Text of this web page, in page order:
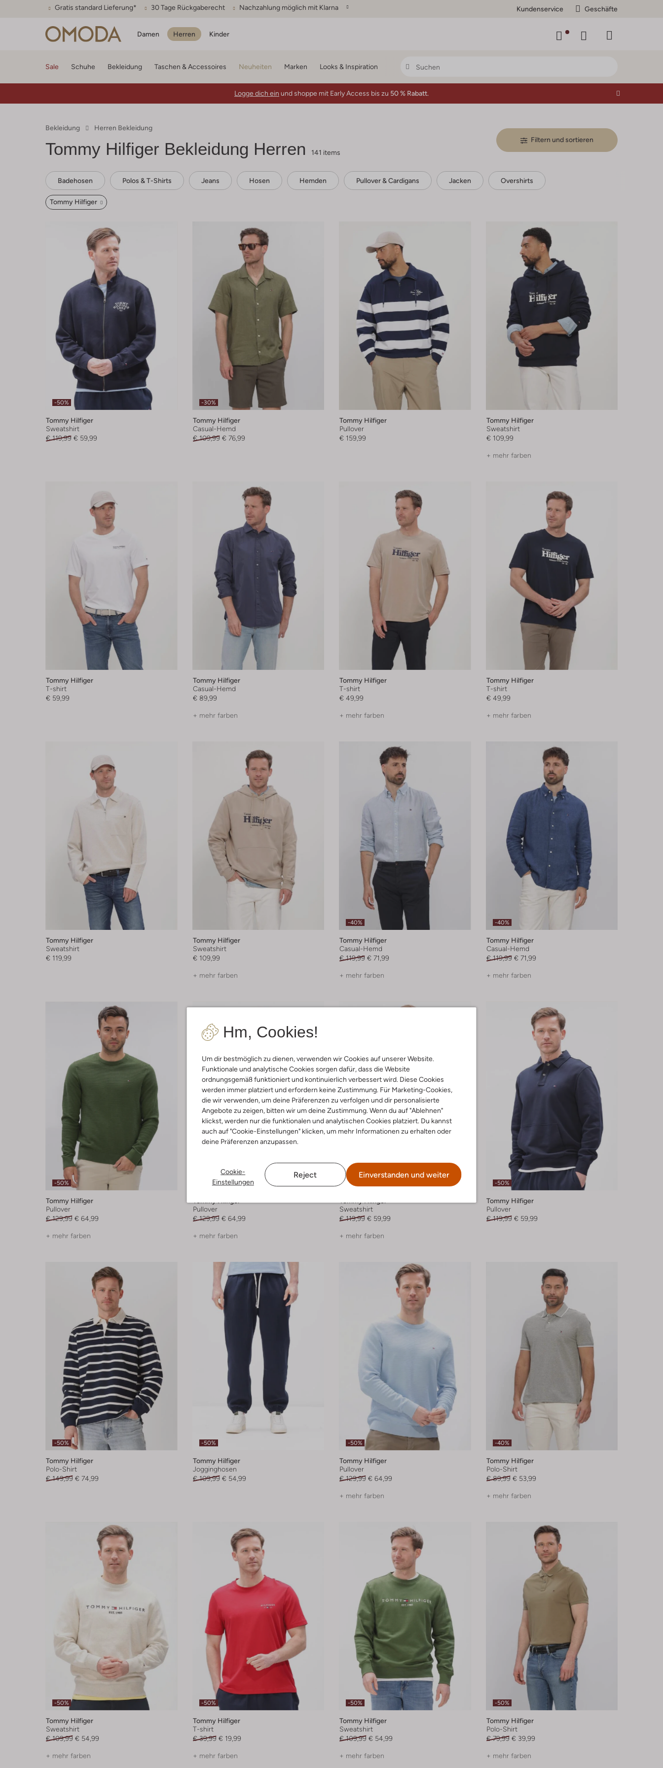
Gratis standard Lieferung* 30 Tage Rückgaberecht Nachzahlung möglich mit Klarna Kundenservice Geschäfte
Damen Herren Kinder
Hm, Cookies!
Um dir bestmöglich zu dienen, verwenden wir Cookies auf unserer Website.
Funktionale und analytische Cookies sorgen dafür, dass die Website
ordnungsgemäß funktioniert und kontinuierlich verbessert wird. Diese Cookies
werden immer platziert und erfordern keine Zustimmung. Für Marketing-Cookies,
die wir verwenden, um deine Präferenzen zu verfolgen und dir personalisierte
Angebote zu zeigen, bitten wir um deine Zustimmung. Wenn du auf "Ablehnen"
klickst, werden nur die funktionalen und analytischen Cookies platziert. Du kannst
auch auf "Cookie-Einstellungen" klicken, um mehr Informationen zu erhalten oder
deine Präferenzen anzupassen.
Cookie-
Einstellungen
Reject Einverstanden und weiter
Sale Schuhe Bekleidung Taschen & Accessoires Neuheiten Marken Looks & Inspiration
Logge dich ein und shoppe mit Early Access bis zu 50 % Rabatt.
Bekleidung Herren Bekleidung
Tommy Hilfiger Bekleidung Herren 141 items
Filtern und sortieren
Badehosen Polos & T-Shirts Jeans Hosen Hemden Pullover & Cardigans Jacken Overshirts
Tommy Hilfiger
-50%
Tommy Hilfiger
Sweatshirt
€ 119,99 € 59,99
-30%
Tommy Hilfiger
Casual-Hemd
€ 109,99 € 76,99
Tommy Hilfiger
Pullover
€ 159,99
Tommy Hilfiger
Sweatshirt
€ 109,99
+ mehr farben
Tommy Hilfiger
T-shirt
€ 59,99
Tommy Hilfiger
Casual-Hemd
€ 89,99
+ mehr farben
Tommy Hilfiger
T-shirt
€ 49,99
+ mehr farben
Tommy Hilfiger
T-shirt
€ 49,99
+ mehr farben
Tommy Hilfiger
Sweatshirt
€ 119,99
Tommy Hilfiger
Sweatshirt
€ 109,99
+ mehr farben
-40%
Tommy Hilfiger
Casual-Hemd
€ 119,99 € 71,99
+ mehr farben
-40%
Tommy Hilfiger
Casual-Hemd
€ 119,99 € 71,99
+ mehr farben
-50%
Tommy Hilfiger
Pullover
€ 129,99 € 64,99
+ mehr farben
-50%
Pullover
€ 129,99 € 64,99
+ mehr farben
-50%
Sweatshirt
€ 119,99 € 59,99
+ mehr farben
-50%
Tommy Hilfiger
Pullover
€ 119,99 € 59,99
-50%
Tommy Hilfiger
Polo-Shirt
€ 149,99 € 74,99
-50%
Tommy Hilfiger
Jogginghosen
€ 109,99 € 54,99
-50%
Tommy Hilfiger
Pullover
€ 129,99 € 64,99
+ mehr farben
-40%
Tommy Hilfiger
Polo-Shirt
€ 89,99 € 53,99
+ mehr farben
-50%
Tommy Hilfiger
Sweatshirt
€ 109,99 € 54,99
+ mehr farben
-50%
Tommy Hilfiger
T-shirt
€ 39,99 € 19,99
+ mehr farben
-50%
Tommy Hilfiger
Sweatshirt
€ 109,99 € 54,99
+ mehr farben
-50%
Tommy Hilfiger
Polo-Shirt
€ 79,99 € 39,99
+ mehr farben